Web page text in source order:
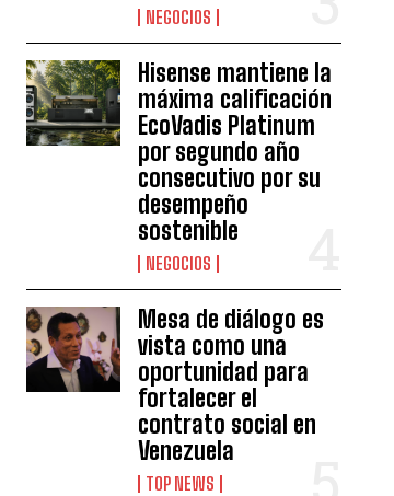
NEGOCIOS
Hisense mantiene la
máxima calificación
EcoVadis Platinum
por segundo año
consecutivo por su
desempeño
sostenible
NEGOCIOS
Mesa de diálogo es
vista como una
oportunidad para
fortalecer el
contrato social en
Venezuela
TOP NEWS